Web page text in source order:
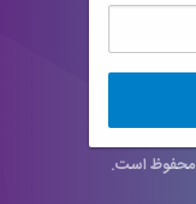
محفوظ است.